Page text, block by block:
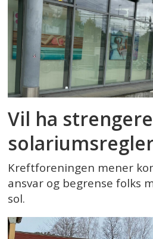
Vil ha strengere
Kreftforeningen mener
ansvar og begrense folks
sol.